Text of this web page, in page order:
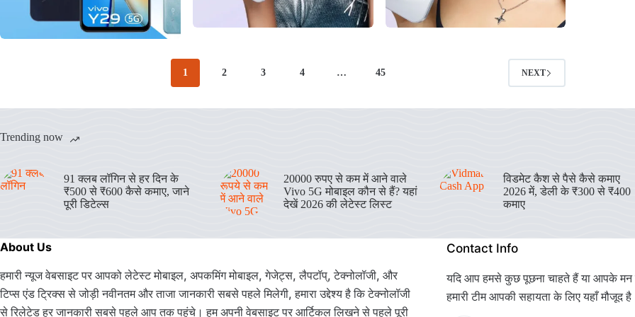
1 2 3 4 … 45 NEXT
Trending now
91 क्लब लॉगिन से हर दिन के
₹500 से ₹600 कैसे कमाए, जाने
पूरी डिटेल्स
20000 रुपए से कम में आने वाले
Vivo 5G मोबाइल कौन से हैं? यहां
देखें 2026 की लेटेस्ट लिस्ट
विडमेट कैश से पैसे कैसे कमाए
2026 में, डेली के ₹300 से ₹400
कमाए
About Us
हमारी न्यूज वेबसाइट पर आपको लेटेस्ट मोबाइल, अपकमिंग मोबाइल, गेजेट्स, लैपटॉप्, टेक्नोलॉजी, और
टिप्स एंड ट्रिक्स से जोड़ी नवीनतम और ताजा जानकारी सबसे पहले मिलेगी, हमारा उद्देश्य है कि टेक्नोलॉजी
से रिलेटेड हर जानकारी सबसे पहले आप तक पहुंचे। हम अपनी वेबसाइट पर आर्टिकल लिखने से पहले पूरी
Contact Info
यदि आप हमसे कुछ पूछना चाहते हैं या आपके
हमारी टीम आपकी सहायता के लिए यहाँ मौजूद